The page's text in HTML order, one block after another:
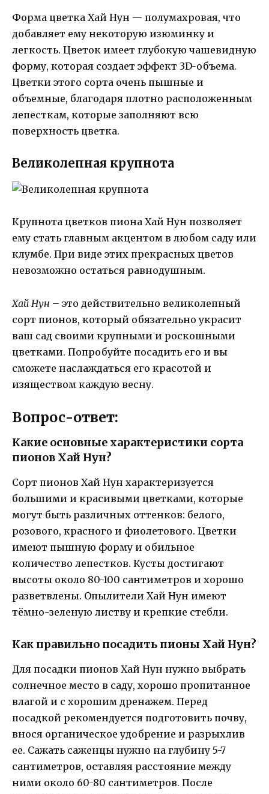
Форма цветка Хай Нун — полумахровая, что
добавляет ему некоторую изюминку и
легкость. Цветок имеет глубокую чашевидную
форму, которая создает эффект 3D-объема.
Цветки этого сорта очень пышные и
объемные, благодаря плотно расположенным
лепесткам, которые заполняют всю
поверхность цветка.
Великолепная крупнота
Крупнота цветков пиона Хай Нун позволяет
ему стать главным акцентом в любом саду или
клумбе. При виде этих прекрасных цветов
невозможно остаться равнодушным.
Хай Нун – это действительно великолепный
сорт пионов, который обязательно украсит
ваш сад своими крупными и роскошными
цветками. Попробуйте посадить его и вы
сможете наслаждаться его красотой и
изяществом каждую весну.
Вопрос-ответ:
Какие основные характеристики сорта
пионов Хай Нун?
Сорт пионов Хай Нун характеризуется
большими и красивыми цветками, которые
могут быть различных оттенков: белого,
розового, красного и фиолетового. Цветки
имеют пышную форму и обильное
количество лепестков. Кусты достигают
высоты около 80-100 сантиметров и хорошо
разветвлены. Опылители Хай Нун имеют
тёмно-зеленую листву и крепкие стебли.
Как правильно посадить пионы Хай Нун?
Для посадки пионов Хай Нун нужно выбрать
солнечное место в саду, хорошо пропитанное
влагой и с хорошим дренажем. Перед
посадкой рекомендуется подготовить почву,
внося органическое удобрение и разрыхлив
ее. Сажать саженцы нужно на глубину 5-7
сантиметров, оставляя расстояние между
ними около 60-80 сантиметров. После